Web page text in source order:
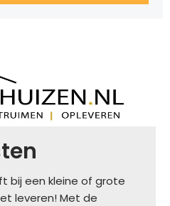
bij een kleine of grote
leveren! Met de